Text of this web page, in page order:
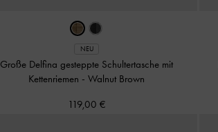
NEU
Große Delfina gesteppte Schultertasche mit
Kettenriemen -Walnut Brown
119,00 €